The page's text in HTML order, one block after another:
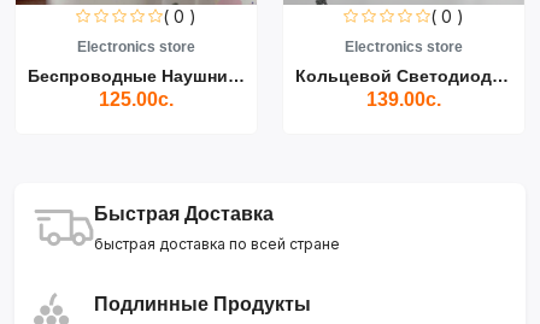
( 0 )
Electronics store
Беспроводные Наушники Air...
125.00с.
( 0 )
Electronics store
Кольцевой Светодиодный Св...
139.00с.
Быстрая Доставка
быстрая доставка по всей стране
Подлинные Продукты